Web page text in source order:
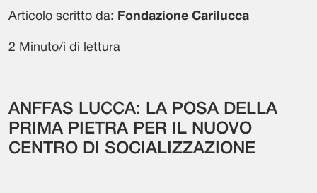
Articolo scritto da: Fondazione Carilucca
2 Minuto/i di lettura
ANFFAS LUCCA: LA POSA DELLA
PRIMA PIETRA PER IL NUOVO
CENTRO DI SOCIALIZZAZIONE